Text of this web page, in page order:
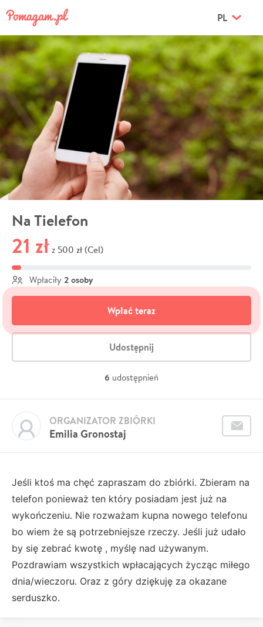
PL
Na Tielefon
21 zł z 500 zł (Cel)
Wpłaciły 2 osoby
Wpłać teraz
Udostępnij
6 udostępnień
Emilia Gronostaj
ORGANIZATOR ZBIÓRKI
Jeśli ktoś ma chęć zapraszam do zbiórki. Zbieram na
telefon ponieważ ten który posiadam jest już na
wykończeniu. Nie rozważam kupna nowego telefonu
bo wiem że są potrzebniejsze rzeczy. Jeśli już udało
by się zebrać kwotę , myślę nad używanym.
Pozdrawiam wszystkich wpłacających życząc miłego
dnia/wieczoru. Oraz z góry dziękuję za okazane
serduszko.